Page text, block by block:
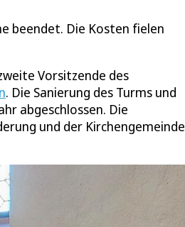
beendet. Die Kosten fielen
Vorsitzende des
. Die Sanierung des Turms und
abgeschlossen. Die
und der Kirchengemeinde